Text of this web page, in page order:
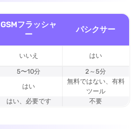
GSMフラッシャ
ー
パシクサー
いいえ はい
5〜10分
2～5分
はい
無料ではない、有料
ツール
はい、必要です 不要